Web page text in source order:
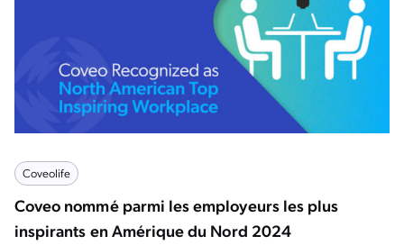
Coveolife
Coveo nommé parmi les employeurs les plus
inspirants en Amérique du Nord 2024